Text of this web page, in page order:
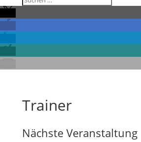
Trainer
Nächste Veranstaltung